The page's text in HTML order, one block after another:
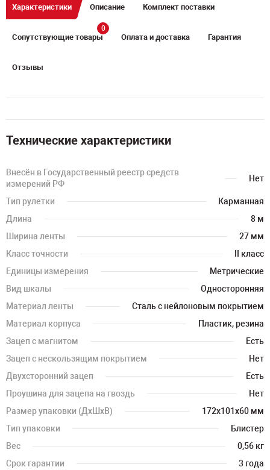
Характеристики Описание Комплект поставки
Сопутствующие товары
0
Оплата и доставка Гарантия
Отзывы
Технические характеристики
Внесён в Государственный реестр средств
измерений РФ
Нет
Тип рулетки
Карманная
Длина
8 м
Ширина ленты
27 мм
Класс точности
II класс
Единицы измерения
Метрические
Вид шкалы
Односторонняя
Материал ленты
Сталь с нейлоновым покрытием
Материал корпуса
Пластик, резина
Зацеп с магнитом
Есть
Зацеп с нескользящим покрытием
Нет
Двухсторонний зацеп
Есть
Проушина для зацепа на гвоздь
Нет
Размер упаковки (ДхШхВ)
172х101х60 мм
Тип упаковки
Блистер
Вес
0,56 кг
Срок гарантии
3 года